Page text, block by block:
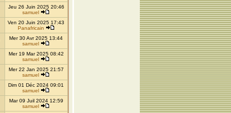
Jeu 26 Juin 2025 20:46
samuel
Ven 20 Juin 2025 17:43
Panafricain
Mer 30 Avr 2025 13:44
samuel
Mer 19 Mar 2025 08:42
samuel
Mer 22 Jan 2025 21:57
samuel
Dim 01 Déc 2024 09:01
samuel
Mar 09 Juil 2024 12:59
samuel